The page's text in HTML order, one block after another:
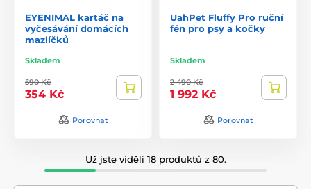
EYENIMAL kartáč na
vyčesávání domácích
mazlíčků
Skladem
590 Kč
354 Kč
Porovnat
UahPet Fluffy Pro ruční
fén pro psy a kočky
Skladem
2 490 Kč
1 992 Kč
Porovnat
Už jste viděli 18 produktů z 80.